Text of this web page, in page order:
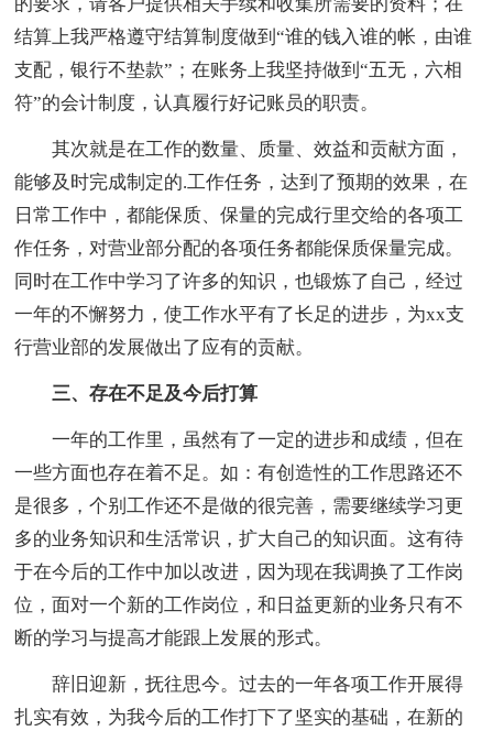
结算上我严格遵守结算制度做到“谁的钱入谁的帐，由谁
支配，银行不垫款”；在账务上我坚持做到“五无，六相
符”的会计制度，认真履行好记账员的职责。
其次就是在工作的数量、质量、效益和贡献方面，
能够及时完成制定的.工作任务，达到了预期的效果，在
日常工作中，都能保质、保量的完成行里交给的各项工
作任务，对营业部分配的各项任务都能保质保量完成。
同时在工作中学习了许多的知识，也锻炼了自己，经过
一年的不懈努力，使工作水平有了长足的进步，为xx支
行营业部的发展做出了应有的贡献。
三、存在不足及今后打算
一年的工作里，虽然有了一定的进步和成绩，但在
一些方面也存在着不足。如：有创造性的工作思路还不
是很多，个别工作还不是做的很完善，需要继续学习更
多的业务知识和生活常识，扩大自己的知识面。这有待
于在今后的工作中加以改进，因为现在我调换了工作岗
位，面对一个新的工作岗位，和日益更新的业务只有不
断的学习与提高才能跟上发展的形式。
辞旧迎新，抚往思今。过去的一年各项工作开展得
扎实有效，为我今后的工作打下了坚实的基础，在新的